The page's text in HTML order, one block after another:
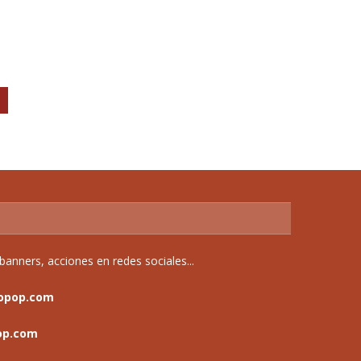
acciones en redes sociales...